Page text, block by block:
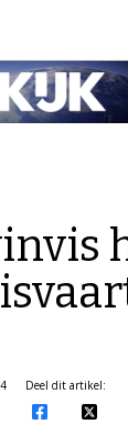
Deel dit artikel: